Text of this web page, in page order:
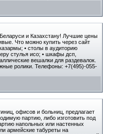
и Казахстану! Лучшие цены
Что можно купить через сайт
• столы в аудиторию
стулья исо; • шкафы дсп,
вешалки для раздевалок.
ролики. Телефоны: +7(495)-055-
офисов и больниц, предлагает
партию, либо изготовить под
напольных или настенных
армейские табуреты на